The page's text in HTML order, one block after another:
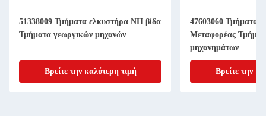
51338009 Τμήματα ελκυστήρα NH βίδα
Τμήματα γεωργικών μηχανών
Βρείτε την καλύτερη τιμή
47603060 Τμήματα
Μεταφορέας
μηχανημάτων
Βρείτε την